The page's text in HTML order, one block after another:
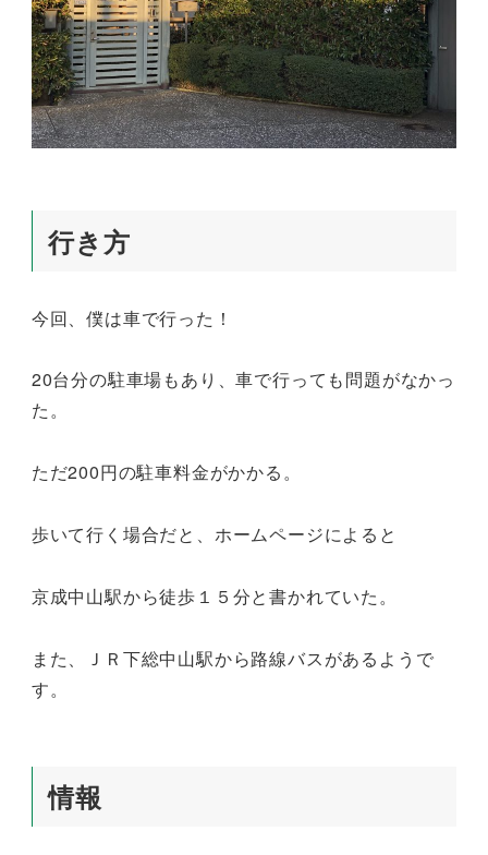
行き方
今回、僕は車で行った！
20台分の駐車場もあり、車で行っても問題がなかっ
た。
ただ200円の駐車料金がかかる。
歩いて行く場合だと、ホームページによると
京成中山駅から徒歩１５分と書かれていた。
また、ＪＲ下総中山駅から路線バスがあるようで
す。
情報